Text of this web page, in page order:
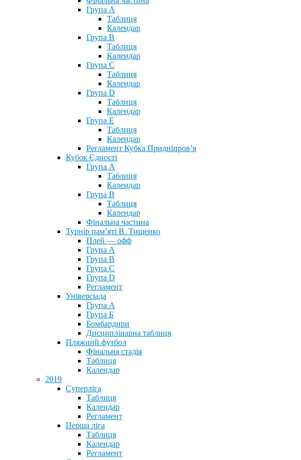
Група А
Таблиця
Календар
Група В
Таблиця
Календар
Група С
Таблиця
Календар
Група D
Таблиця
Календар
Група Е
Таблиця
Календар
Регламент Кубка Придніпров’я
Кубок Єдності
Група А
Таблиця
Календар
Група В
Таблиця
Календар
Фінальна частина
Турнір пам’яті В. Тищенко
Плей — офф
Група А
Група B
Група С
Група D
Регламент
Універсіада
Група А
Група Б
Бомбардири
Дисциплінарна таблиця
Пляжний футбол
Фінальна стадія
Таблиця
Календар
2019
Суперліга
Таблиця
Календар
Регламент
Перша ліга
Таблиця
Календар
Регламент